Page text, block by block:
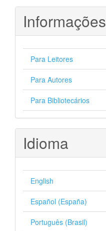
Informações
Para Leitores
Para Autores
Para Bibliotecários
Idioma
English
Español (España)
Português (Brasil)